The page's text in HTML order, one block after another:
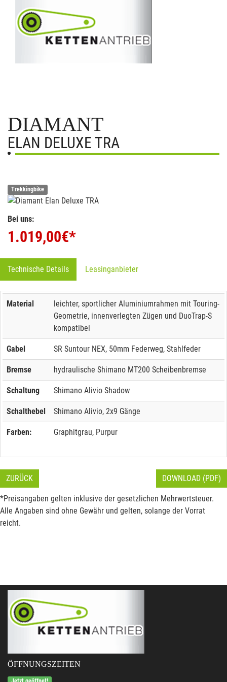
DIAMANT
ELAN DELUXE TRA
Trekkingbike
Bei uns:
1.019,00€*
Technische Details Leasinganbieter
Material
leichter, sportlicher Aluminiumrahmen mit Touring-
Geometrie, innenverlegten Zügen und DuoTrap-S
kompatibel
Gabel SR Suntour NEX, 50mm Federweg, Stahlfeder
Bremse hydraulische Shimano MT200 Scheibenbremse
Schaltung Shimano Alivio Shadow
Schalthebel Shimano Alivio, 2x9 Gänge
Farben: Graphitgrau, Purpur
ZURÜCK DOWNLOAD (PDF)
*Preisangaben gelten inklusive der gesetzlichen Mehrwertsteuer.
Alle Angaben sind ohne Gewähr und gelten, solange der Vorrat
reicht.
ÖFFNUNGSZEITEN